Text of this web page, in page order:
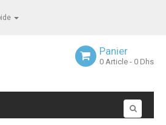
Panier
0 Article - 0 Dhs